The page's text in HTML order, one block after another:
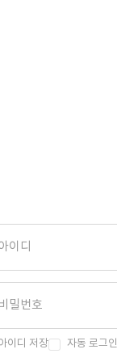
이디 저장 자동 로그인